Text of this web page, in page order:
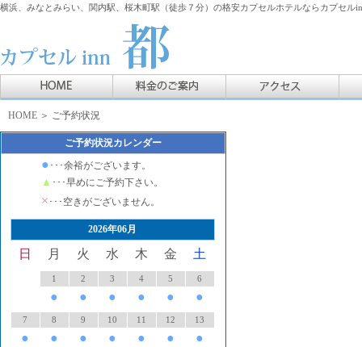
横浜、みなとみらい、関内駅、桜木町駅（徒歩７分）の格安カプセルホテルならカプセル
HOME ＞ ご予約状況
ご予約状況カレンダー
● ･･･余裕がございます。
▲ ･･･早めにご予約下さい。
× ･･･空きがございません。
2026年06月
日 月 火 水 木 金 土
1
●
2
●
3
●
4
●
5
●
6
●
7
●
8
●
9
●
10
●
11
●
12
●
13
●